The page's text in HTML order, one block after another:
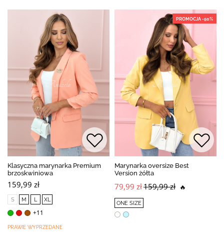
Klasyczna marynarka Premium
brzoskwiniowa
159,99 zł
S M L XL
+11
PRAWIE WYPRZEDANE
PROMOCJA -50%
Marynarka oversize Best
Version żółta
79,99 zł159,99 zł 🔥
ONE SIZE